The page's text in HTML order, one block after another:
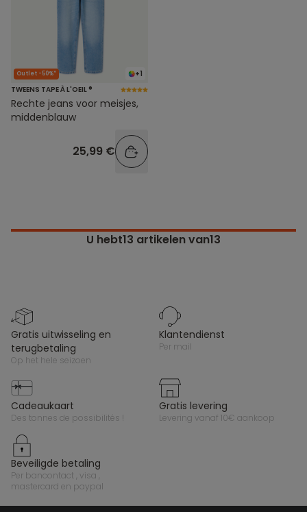
+1
Outlet -50%*
TWEENS TAPE À L'OEIL ®
Rechte jeans voor meisjes,
middenblauw
25,99 €
U hebt13 artikelen van13
gratis uitwisseling en
terugbetaling
op het hele seizoen
klantendienst
per mail
cadeaukaart
des tonnes de possibilités !
gratis levering
levering vanaf 10€ aankoop
beveiligde betaling
per bancontact , visa ,
mastercard en paypal